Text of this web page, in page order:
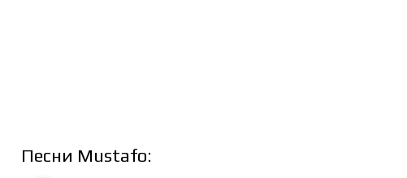
Песни Mustafo: